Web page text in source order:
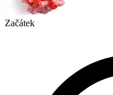
Začátek